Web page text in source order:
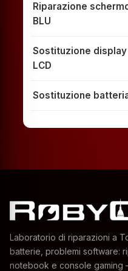
Riparazione
BLU
Sostituzione display
LCD
Sostituzione
Laboratorio di riparazioni a
batterie, problemi software:
notebook e console gaming